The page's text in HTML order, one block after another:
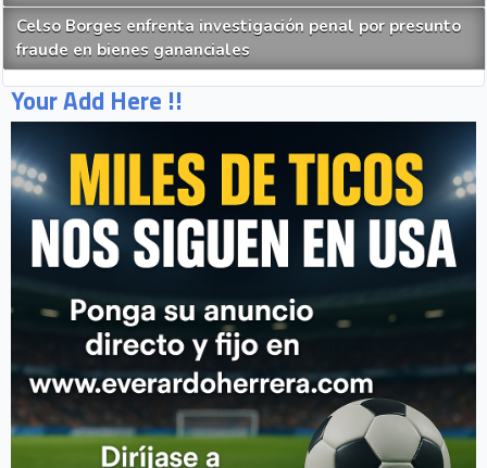
Celso Borges enfrenta investigación penal por presunto
fraude en bienes gananciales
Your Add Here !!